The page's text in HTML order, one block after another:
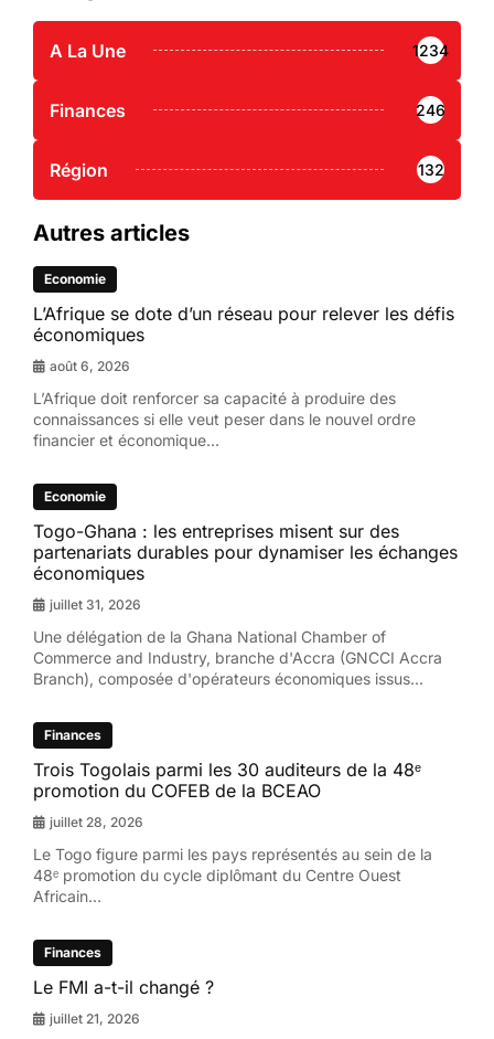
A La Une 1234
Finances 246
Région 132
Autres articles
Economie
L’Afrique se dote d’un réseau pour relever les défis
économiques
août 6, 2026
L’Afrique doit renforcer sa capacité à produire des
connaissances si elle veut peser dans le nouvel ordre
financier et économique...
Economie
Togo-Ghana : les entreprises misent sur des
partenariats durables pour dynamiser les échanges
économiques
juillet 31, 2026
Une délégation de la Ghana National Chamber of
Commerce and Industry, branche d'Accra (GNCCI Accra
Branch), composée d'opérateurs économiques issus...
Finances
Trois Togolais parmi les 30 auditeurs de la 48ᵉ
promotion du COFEB de la BCEAO
juillet 28, 2026
Le Togo figure parmi les pays représentés au sein de la
48ᵉ promotion du cycle diplômant du Centre Ouest
Africain...
Finances
Le FMI a-t-il changé ?
juillet 21, 2026